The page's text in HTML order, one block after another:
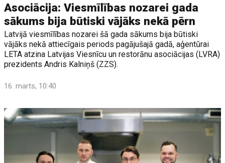
Asociācija: Viesmīlības nozarei gada
sākums bija būtiski vājāks nekā pērn
Latvijā viesmīlības nozarei šā gada sākums bija būtiski
vājāks nekā attiecīgais periods pagājušajā gadā, aģentūrai
LETA atzina Latvijas Viesnīcu un restorānu asociācijas (LVRA)
prezidents Andris Kalniņš (ZZS).
16. marts, 10:40